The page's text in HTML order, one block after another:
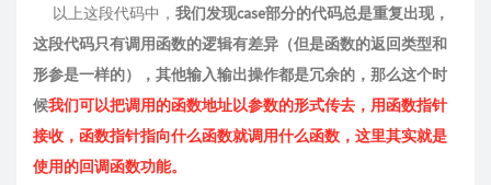
以上这段代码中， 我们发现case部分的代码总是重复出现，
这段代码只有调用函数的逻辑有差异（但是函数的返回类型和
形参是一样的），其他输入输出操作都是冗余的，那么这个时
候我们可以把调用的函数地址以参数的形式传去，用函数指针
接收，函数指针指向什么函数就调用什么函数，这里其实就是
使用的回调函数功能。